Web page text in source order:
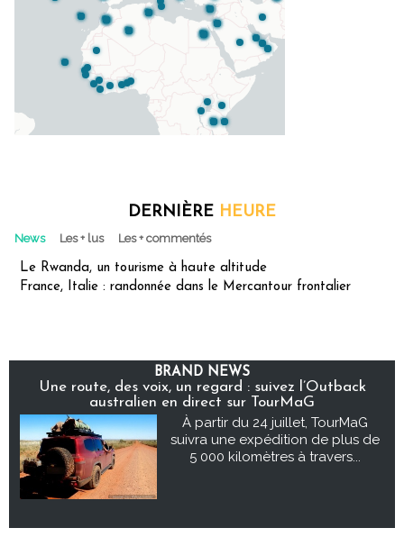
DERNIÈRE HEURE
News Les + lus Les + commentés
Le Rwanda, un tourisme à haute altitude
France, Italie : randonnée dans le Mercantour frontalier
BRAND NEWS
Une route, des voix, un regard : suivez l’Outback
australien en direct sur TourMaG
À partir du 24 juillet, TourMaG
suivra une expédition de plus de
5 000 kilomètres à travers...